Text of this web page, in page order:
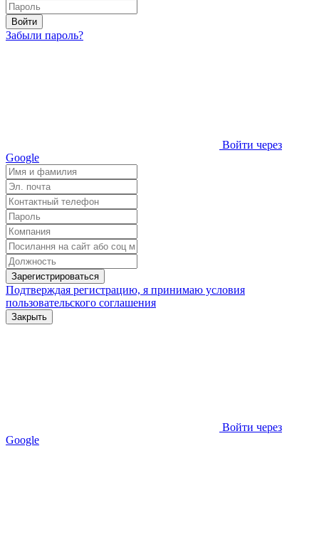
Войти
Забыли пароль?
Войти через
Google
Зарегистрироваться
Подтверждая регистрацию, я принимаю условия
пользовательского соглашения
Закрыть
Войти через
Google